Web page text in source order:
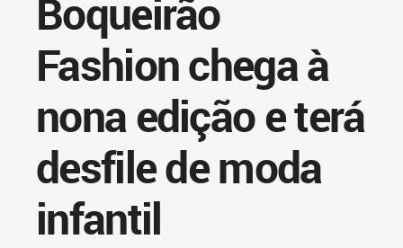
Boqueirão
Fashion chega à
nona edição e terá
desfile de moda
infantil